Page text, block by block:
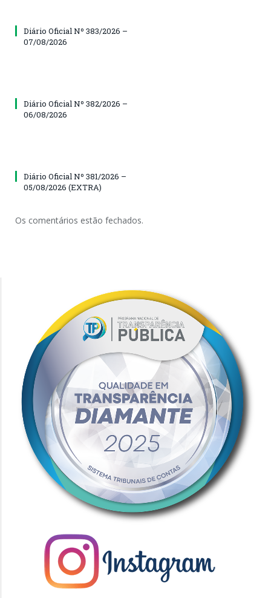
Diário Oficial Nº 383/2026 –
07/08/2026
Diário Oficial Nº 382/2026 –
06/08/2026
Diário Oficial Nº 381/2026 –
05/08/2026 (EXTRA)
Os comentários estão fechados.